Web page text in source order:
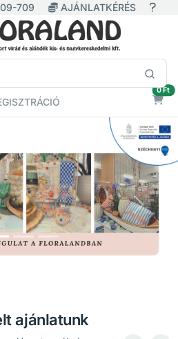
709 AJÁNLATKÉRÉS
0 Ft
Next
ajánlatunk